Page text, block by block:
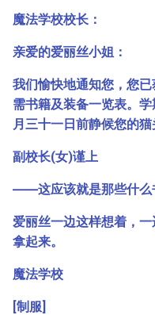
魔法学校校长：
亲爱的爱丽丝小姐：
我们愉快地通知您，您
需书籍及装备一览表。
月三十一日前静候您的猫
副校长(女)谨上
――这应该就是那些什么
爱丽丝一边这样想着，
拿起来。
魔法学校
[制服]